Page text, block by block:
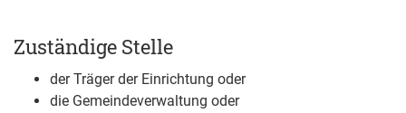
Zuständige Stelle
der Träger der Einrichtung oder
die Gemeindeverwaltung oder